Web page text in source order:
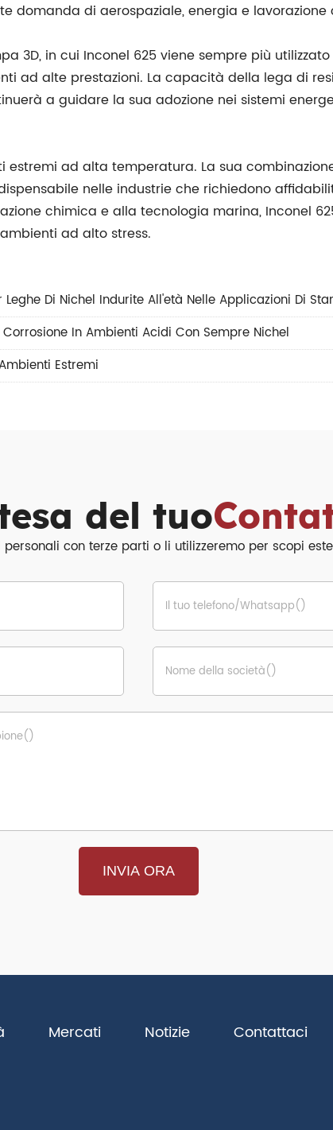
domanda di aerospaziale, energia e lavorazione
3D, in cui Inconel 625 viene sempre più
ad alte prestazioni. La capacità della lega di
a guidare la sua adozione nei sistemi
ad alta temperatura. La sua
nelle industrie che richiedono
chimica e alla tecnologia marina, Inconel
ad alto stress.
Di Nichel Indurite All'età Nelle Applicazioni Di
In Ambienti Acidi Con Sempre Nichel
Estremi
del tuo
con terze parti o li utilizzeremo per scopi
Mercati Notizie Contattaci